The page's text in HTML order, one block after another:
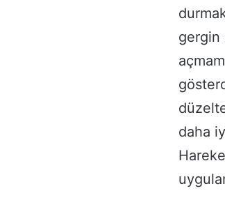
gergin
daha